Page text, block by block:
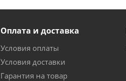
Оплата и доставка
Условия оплаты
Условия доставки
Гарантия на товар